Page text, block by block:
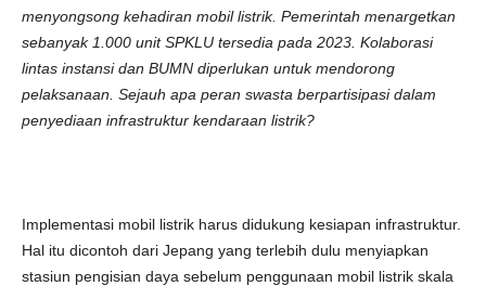
menyongsong kehadiran mobil listrik. Pemerintah menargetkan
sebanyak 1.000 unit SPKLU tersedia pada 2023. Kolaborasi
lintas instansi dan BUMN diperlukan untuk mendorong
pelaksanaan. Sejauh apa peran swasta berpartisipasi dalam
penyediaan infrastruktur kendaraan listrik?
Implementasi mobil listrik harus didukung kesiapan infrastruktur.
Hal itu dicontoh dari Jepang yang terlebih dulu menyiapkan
stasiun pengisian daya sebelum penggunaan mobil listrik skala